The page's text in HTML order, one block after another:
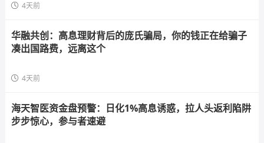
4天前
华融共创：高息理财背后的庞氏骗局，你的钱正在给骗子
凑出国路费，远离这个
4天前
海天智医资金盘预警：日化1%高息诱惑，拉人头返利陷阱
步步惊心，参与者速避